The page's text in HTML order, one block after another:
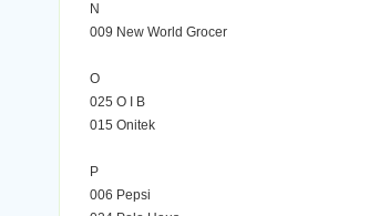
N
009 New World Grocer
O
025 O I B
015 Onitek
P
006 Pepsi